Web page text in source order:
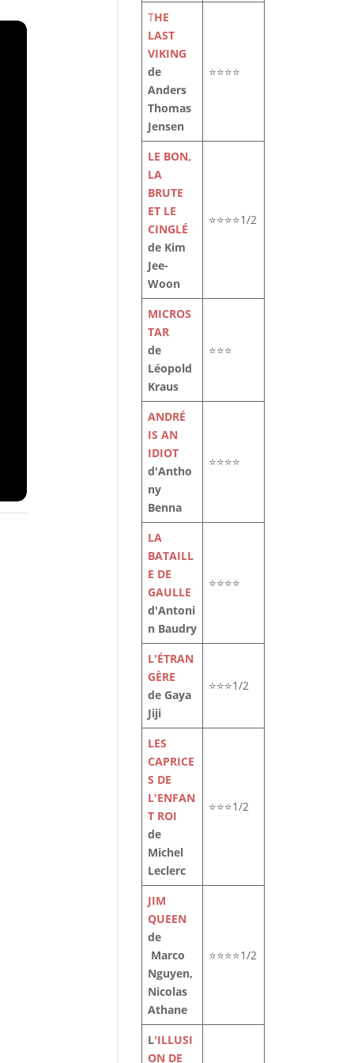
THE
LAST
VIKING
de
Anders
Thomas
Jensen
⭐⭐⭐⭐
LE BON,
LA
BRUTE
ET LE
CINGLÉ
de Kim
Jee-
Woon
⭐⭐⭐⭐1/2
MICROS
TAR
de
Léopold
Kraus
⭐⭐⭐
ANDRÉ
IS AN
IDIOT
d'Antho
ny
Benna
⭐⭐⭐⭐
LA
BATAILL
E DE
GAULLE
d'Antoni
n Baudry
⭐⭐⭐⭐
L'ÉTRAN
GÈRE
de Gaya
Jiji
⭐⭐⭐1/2
LES
CAPRICE
S DE
L'ENFAN
T ROI
de
Michel
Leclerc
⭐⭐⭐1/2
JIM
QUEEN
de
Marco
Nguyen,
Nicolas
Athane
⭐⭐⭐⭐1/2
L'ILLUSI
ON DE